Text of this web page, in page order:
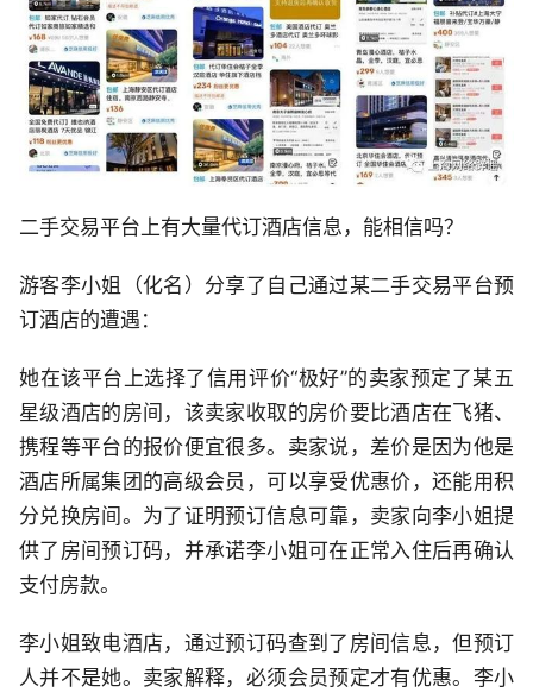
二手交易平台上有大量代订酒店信息，能相信吗？
游客李小姐（化名）分享了自己通过某二手交易平台预
订酒店的遭遇：
她在该平台上选择了信用评价“极好”的卖家预定了某五
星级酒店的房间，该卖家收取的房价要比酒店在飞猪、
携程等平台的报价便宜很多。卖家说，差价是因为他是
酒店所属集团的高级会员，可以享受优惠价，还能用积
分兑换房间。为了证明预订信息可靠，卖家向李小姐提
供了房间预订码，并承诺李小姐可在正常入住后再确认
支付房款。
李小姐致电酒店，通过预订码查到了房间信息，但预订
人并不是她。卖家解释，必须会员预定才有优惠。李小